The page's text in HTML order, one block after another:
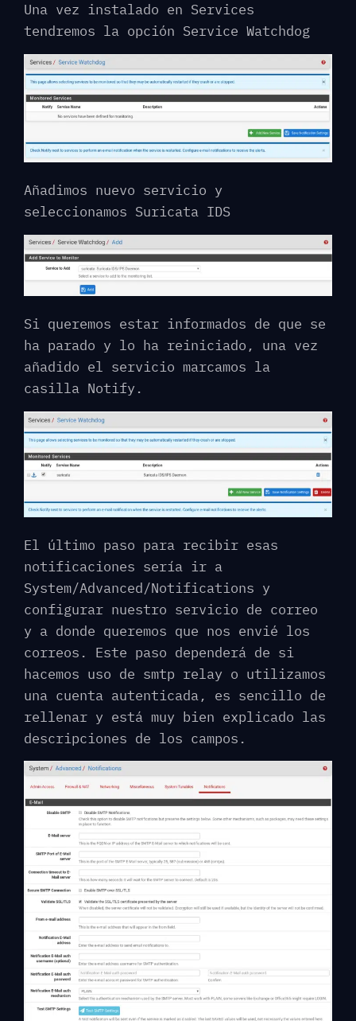
Una vez instalado en Services
tendremos la opción Service Watchdog
Añadimos nuevo servicio y
seleccionamos Suricata IDS
Si queremos estar informados de que se
ha parado y lo ha reiniciado, una vez
añadido el servicio marcamos la
casilla Notify.
El último paso para recibir esas
notificaciones sería ir a
System/Advanced/Notifications y
configurar nuestro servicio de correo
y a donde queremos que nos envié los
correos. Este paso dependerá de si
hacemos uso de smtp relay o utilizamos
una cuenta autenticada, es sencillo de
rellenar y está muy bien explicado las
descripciones de los campos.